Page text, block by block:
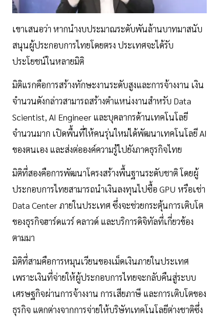
เขาเสนอว่า หากนำงบประมาณระดับพันล้านบาทมาสนับ
สนุนผู้ประกอบการไทยโดยตรง ประเทศจะได้รับ
ประโยชน์ในหลายมิติ
มิติแรกคือการสร้างทักษะงานระดับสูงและการจ้างงาน เงิน
จำนวนดังกล่าวสามารถสร้างตำแหน่งงานสำหรับ Data
Scientist, AI Engineer และบุคลากรด้านเทคโนโลยี
จำนวนมาก เปิดพื้นที่ให้คนรุ่นใหม่ได้พัฒนาเทคโนโลยี AI
ของตนเอง และส่งต่อองค์ความรู้ไปยังภาคธุรกิจไทย
มิติที่สองคือการพัฒนาโครงสร้างพื้นฐานระดับชาติ โดยผู้
ประกอบการไทยสามารถนำเงินลงทุนไปซื้อ GPU หรือเช่า
Data Center ภายในประเทศ ซึ่งจะช่วยกระตุ้นการเติบโต
ของธุรกิจฮาร์ดแวร์ คลาวด์ และบริการดิจิทัลที่เกี่ยวข้อง
ตามมา
มิติที่สามคือการหมุนเวียนของเม็ดเงินภายในประเทศ
เพราะเงินที่จ่ายให้ผู้ประกอบการไทยจะกลับคืนสู่ระบบ
เศรษฐกิจผ่านการจ้างงาน การเสียภาษี และการเติบโตของ
ธุรกิจ แตกต่างจากการจ่ายให้บริษัทเทคโนโลยีต่างชาติซึ่ง